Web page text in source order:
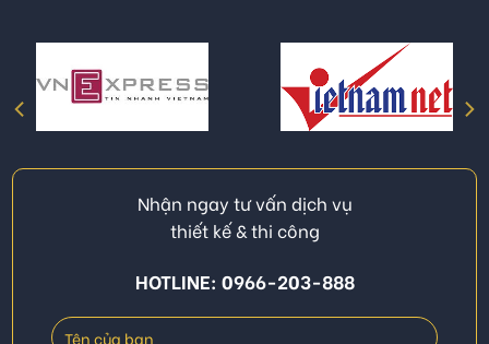
Nhận ngay tư vấn dịch vụ
thiết kế & thi công
HOTLINE: 0966-203-888